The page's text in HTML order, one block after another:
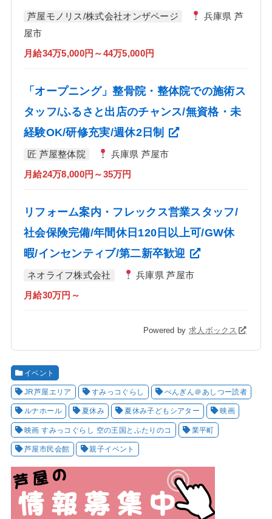
芦屋モノリス/株式会社オンザページ
兵庫県 芦
屋市
月給34万5,000円～44万5,000円
「オープニング」整骨院・整体院での施術ス
タッフ/ふるさと出店のチャンス/無資格・未
経験OK/研修充実/週休2日制
匠 芦屋整体院 兵庫県 芦屋市
月給24万8,000円～35万円
リフォーム案内・フレックス営業スタッフ/
社会保険完備/年間休日120日以上可/GW休
暇/インセンティブ/第二新卒歓迎
ネオライフ株式会社 兵庫県 芦屋市
月給30万円～
Powered by 求人ボックス
イベント
JR芦屋エリア すみっコぐらし ぺんぎん＠あしつー読者
ルナホール 夏休み 夏休み子どもシアター 映画
映画 すみっコぐらし 空の王国とふたりのコ 業平町
芦屋市民会館 親子イベント